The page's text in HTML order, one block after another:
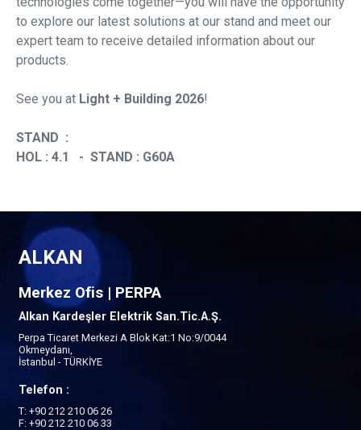
to explore our latest solutions at our stand and meet our
expert team to receive detailed information about our
products.
See you at Light + Building 2026!
STAND :
HOL : 4.1 - STAND : G60A
ALKAN
Merkez Ofis | PERPA
Alkan Kardeşler Elektrik San.Tic.A.Ş.
Perpa Ticaret Merkezi A Blok Kat:1 No:9/0044
Okmeydanı,
İstanbul - TÜRKİYE
Telefon :
T: +90 212 210 06 26
F: +90 212 210 06 33